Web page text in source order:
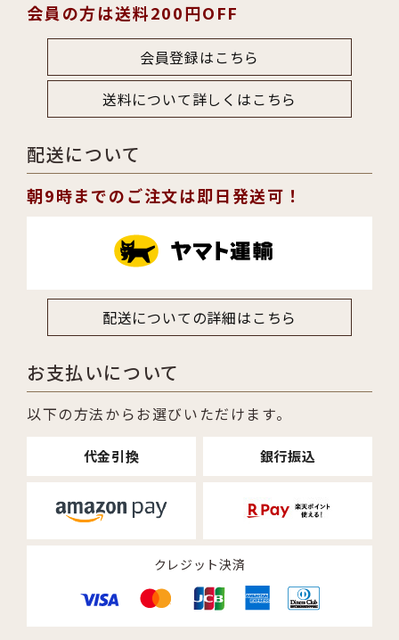
会員の方は送料200円OFF
会員登録はこちら
送料について詳しくはこちら
配送について
朝9時までのご注文は即日発送可！
配送についての詳細はこちら
お支払いについて
以下の方法からお選びいただけます。
代金引換 銀行振込
クレジット決済